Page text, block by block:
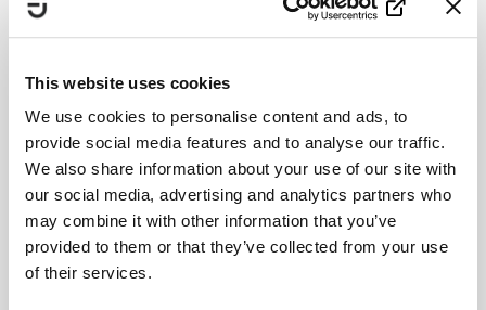
This website uses cookies
We use cookies to personalise content and ads, to
provide social media features and to analyse our traffic.
We also share information about your use of our site with
our social media, advertising and analytics partners who
may combine it with other information that you’ve
provided to them or that they’ve collected from your use
of their services.
Statsbidrag för visst
Statsbidrag till visst våldsförebyggande arbete 2026
redovisar hur bidraget har använts och vilka resultat det har
lett till. Rapporten visar bland annat att bidraget har stärkt